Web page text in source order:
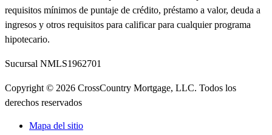
requisitos mínimos de puntaje de crédito, préstamo a valor, deuda a
ingresos y otros requisitos para calificar para cualquier programa
hipotecario.
Sucursal NMLS1962701
Copyright © 2026 CrossCountry Mortgage, LLC. Todos los
derechos reservados
Mapa del sitio